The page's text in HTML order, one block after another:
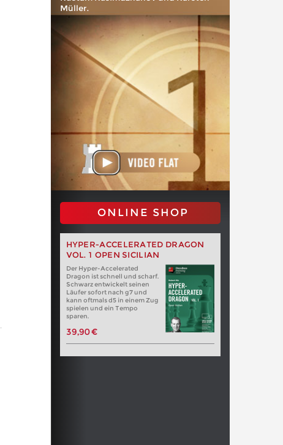
Müller.
ONLINE SHOP
HYPER-ACCELERATED DRAGON
VOL. 1 OPEN SICILIAN
Der Hyper-Accelerated
Dragon ist schnell und scharf.
Schwarz entwickelt seinen
Läufer sofort nach g7 und
kann oftmals d5 in einem Zug
spielen und ein Tempo
sparen.
39,90 €